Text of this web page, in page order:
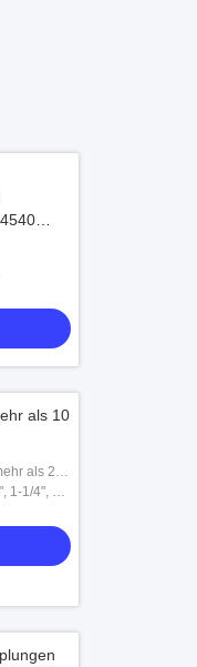
als 10
als 20
1-1/4", 1-